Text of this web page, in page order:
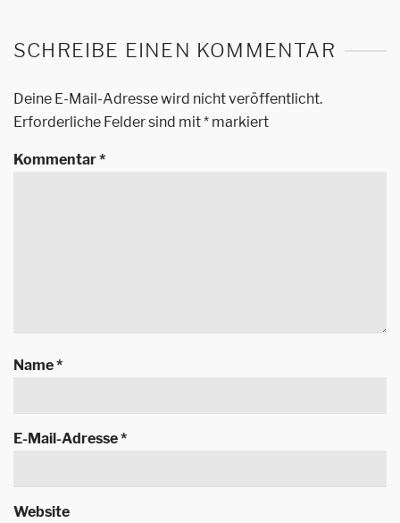
SCHREIBE EINEN KOMMENTAR
Deine E-Mail-Adresse wird nicht veröffentlicht.
Erforderliche Felder sind mit* markiert
Kommentar*
Name*
E-Mail-Adresse*
Website